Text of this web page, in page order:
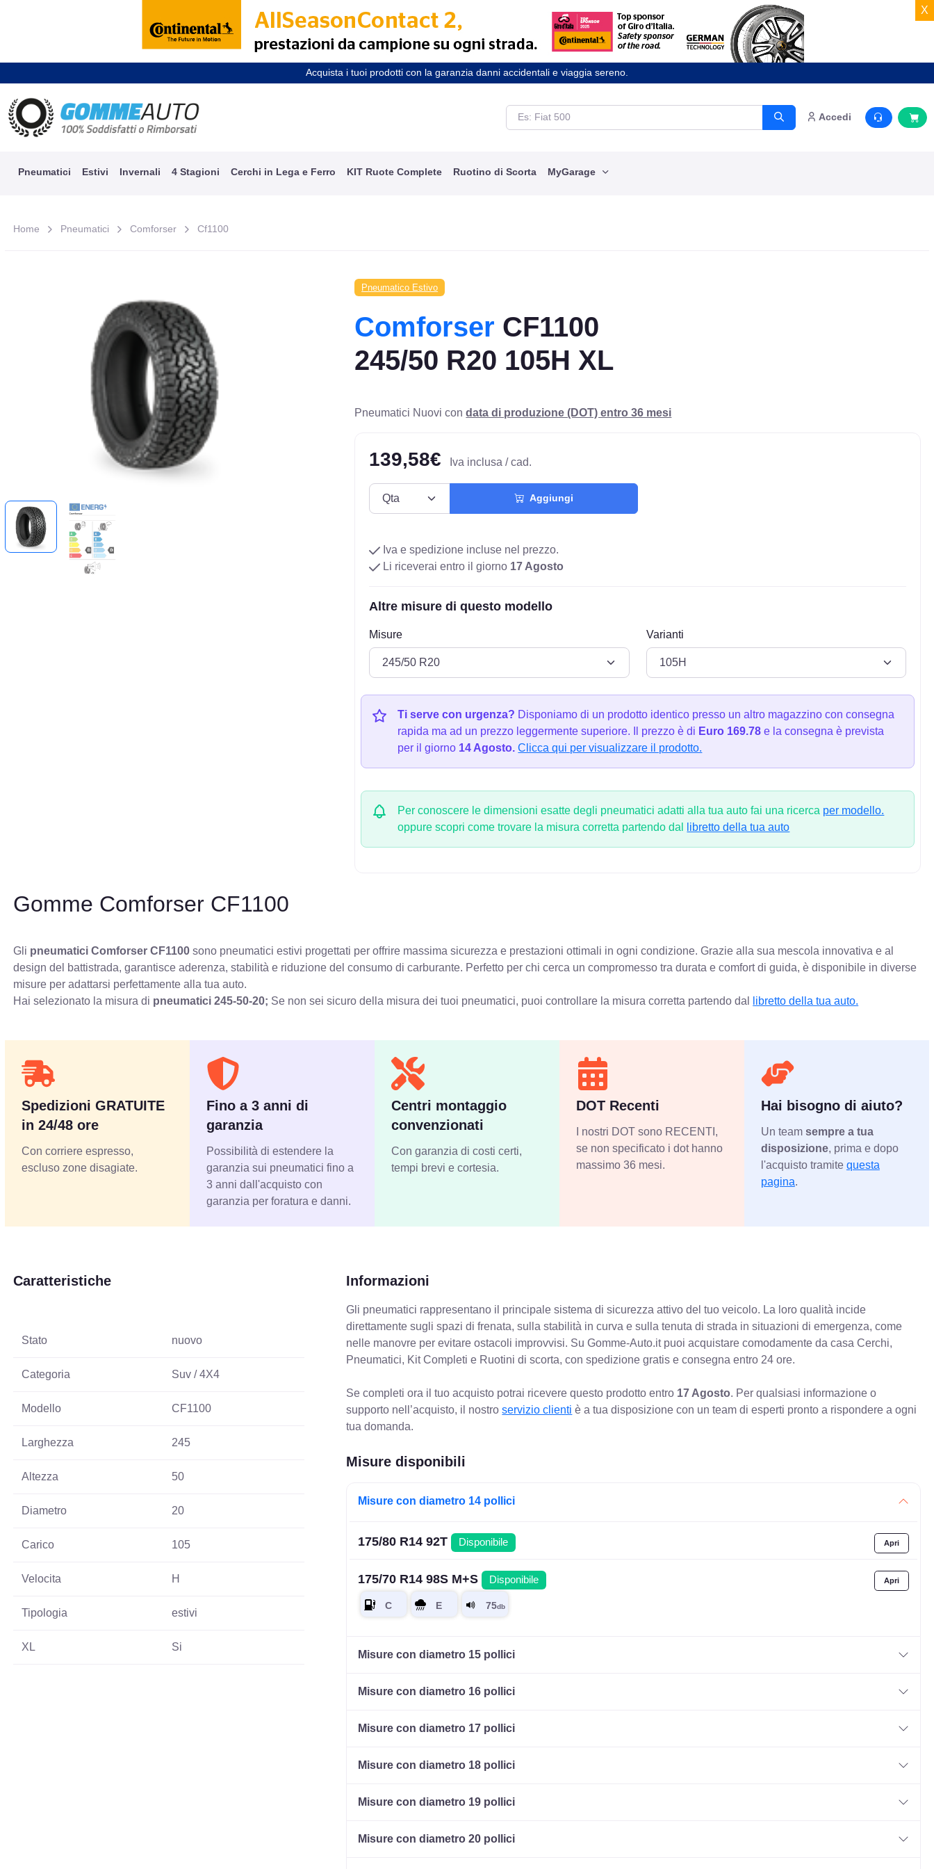
X
Acquista i tuoi prodotti con la garanzia danni accidentali e viaggia sereno.
Accedi
Pneumatici Estivi Invernali 4 Stagioni Cerchi in Lega e Ferro KIT Ruote Complete Ruotino di Scorta MyGarage
Home Pneumatici Comforser Cf1100
Pneumatico Estivo
Comforser CF1100
245/50 R20 105H XL
Pneumatici Nuovi condata di produzione (DOT) entro 36 mesi
139,58€ Iva inclusa / cad.
Aggiungi
Iva e spedizione incluse nel prezzo.
Li riceverai entro il giorno 17 Agosto
Altre misure di questo modello
Misure Varianti
Ti serve con urgenza? Disponiamo di un prodotto identico presso un altro magazzino con consegna
rapida ma ad un prezzo leggermente superiore. Il prezzo è di Euro 169.78 e la consegna è prevista
per il giorno 14 Agosto. Clicca qui per visualizzare il prodotto.
Per conoscere le dimensioni esatte degli pneumatici adatti alla tua auto fai una ricerca per modello.
oppure scopri come trovare la misura corretta partendo dal
libretto della tua auto
Gomme Comforser CF1100
Gli pneumatici Comforser CF1100 sono pneumatici estivi progettati per offrire massima sicurezza e prestazioni ottimali in ogni condizione. Grazie alla sua mescola innovativa e al
design del battistrada, garantisce aderenza, stabilità e riduzione del consumo di carburante. Perfetto per chi cerca un compromesso tra durata e comfort di guida, è disponibile in diverse
misure per adattarsi perfettamente alla tua auto.
Hai selezionato la misura di pneumatici245-50-20; Se non sei sicuro della misura dei tuoi pneumatici, puoi controllare la misura corretta partendo dal libretto della tua auto.
Spedizioni GRATUITE
in 24/48 ore
Con corriere espresso,
escluso zone disagiate.
Fino a 3 anni di
garanzia
Possibilità di estendere la
garanzia sui pneumatici fino a
3 anni dall'acquisto con
garanzia per foratura e danni.
Centri montaggio
convenzionati
Con garanzia di costi certi,
tempi brevi e cortesia.
DOT Recenti
I nostri DOT sono RECENTI,
se non specificato i dot hanno
massimo 36 mesi.
Hai bisogno di aiuto?
Un team sempre a tua
disposizione, prima e dopo
l'acquisto tramite questa
pagina.
Caratteristiche
Stato nuovo
Categoria Suv / 4X4
Modello CF1100
Larghezza 245
Altezza 50
Diametro 20
Carico 105
Velocita H
Tipologia estivi
XL Si
Informazioni
Gli pneumatici rappresentano il principale sistema di sicurezza attivo del tuo veicolo. La loro qualità incide
direttamente sugli spazi di frenata, sulla stabilità in curva e sulla tenuta di strada in situazioni di emergenza, come
nelle manovre per evitare ostacoli improvvisi. Su Gomme-Auto.it puoi acquistare comodamente da casa Cerchi,
Pneumatici, Kit Completi e Ruotini di scorta, con spedizione gratis e consegna entro 24 ore.
Se completi ora il tuo acquisto potrai ricevere questo prodotto entro 17 Agosto. Per qualsiasi informazione o
supporto nell’acquisto, il nostroservizio clienti è a tua disposizione con un team di esperti pronto a rispondere a ogni
tua domanda.
Misure disponibili
Misure con diametro 14 pollici
175/80 R14 92T Disponibile
175/70 R14 98S M+S Disponibile
Misure con diametro 15 pollici
Misure con diametro 16 pollici
Misure con diametro 17 pollici
Misure con diametro 18 pollici
Misure con diametro 19 pollici
Misure con diametro 20 pollici